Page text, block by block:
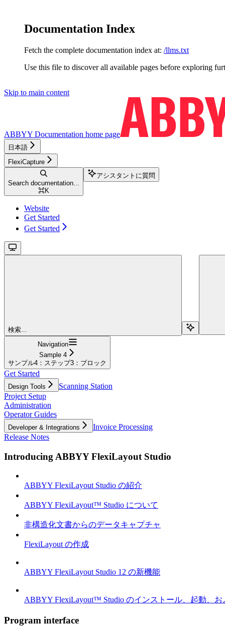
Documentation Index
Fetch the complete documentation index at: /llms.txt
Use this file to discover all available pages before exploring
Skip to main content
ABBYY Documentation home page
日本語
FlexiCapture
Search documentation...
⌘K
アシスタントに質問
Website
Get Started
Get Started
検索...
Navigation
Sample 4
サンプル4：ステップ3：ブロック
Get Started
Design Tools
Scanning Station
Project Setup
Administration
Operator Guides
Developer & Integrations
Invoice Processing
Release Notes
Introducing ABBYY FlexiLayout Studio
ABBYY FlexiLayout Studio の紹介
ABBYY FlexiLayout™ Studio について
非構造化文書からのデータキャプチャ
FlexiLayout の作成
ABBYY FlexiLayout Studio 12 の新機能
ABBYY FlexiLayout™ Studio のインストール、起動、お
Program interface